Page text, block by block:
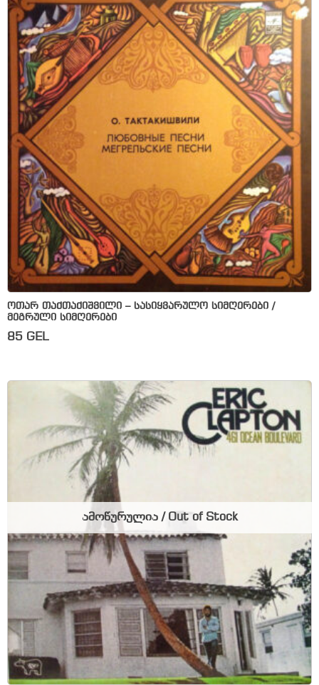
ოთარ თაქთაქიშვილი – სასიყვარულო სიმღერები /
მეგრული სიმღერები
85 GEL
ამოწურულია / Out of Stock